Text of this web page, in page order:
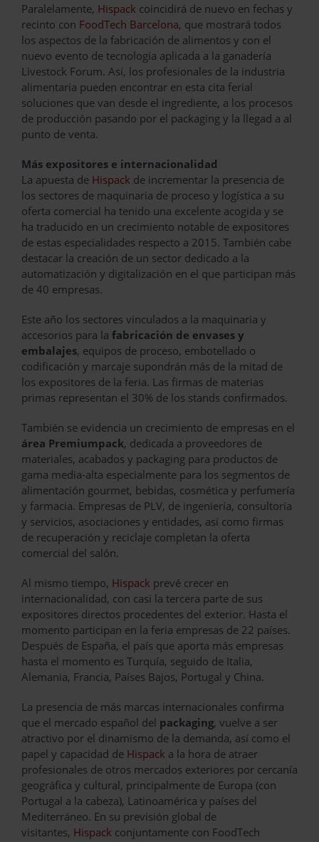
Paralelamente, Hispack coincidirá de nuevo en fechas y
recinto con FoodTech Barcelona, que mostrará todos
los aspectos de la fabricación de alimentos y con el
nuevo evento de tecnología aplicada a la ganadería
Livestock Forum. Así, los profesionales de la industria
alimentaria pueden encontrar en esta cita ferial
soluciones que van desde el ingrediente, a los procesos
de producción pasando por el packaging y la llegad a al
punto de venta.
Más expositores e internacionalidad
La apuesta de Hispack de incrementar la presencia de
los sectores de maquinaria de proceso y logística a su
oferta comercial ha tenido una excelente acogida y se
ha traducido en un crecimiento notable de expositores
de estas especialidades respecto a 2015. También cabe
destacar la creación de un sector dedicado a la
automatización y digitalización en el que participan más
de 40 empresas.
Este año los sectores vinculados a la maquinaria y
accesorios para la fabricación de envases y
embalajes, equipos de proceso, embotellado o
codificación y marcaje supondrán más de la mitad de
los expositores de la feria. Las firmas de materias
primas representan el 30% de los stands confirmados.
También se evidencia un crecimiento de empresas en el
área Premiumpack, dedicada a proveedores de
materiales, acabados y packaging para productos de
gama media-alta especialmente para los segmentos de
alimentación gourmet, bebidas, cosmética y perfumería
y farmacia. Empresas de PLV, de ingeniería, consultoría
y servicios, asociaciones y entidades, así como firmas
de recuperación y reciclaje completan la oferta
comercial del salón.
Al mismo tiempo, Hispack prevé crecer en
internacionalidad, con casi la tercera parte de sus
expositores directos procedentes del exterior. Hasta el
momento participan en la feria empresas de 22 países.
Después de España, el país que aporta más empresas
hasta el momento es Turquía, seguido de Italia,
Alemania, Francia, Países Bajos, Portugal y China.
La presencia de más marcas internacionales confirma
que el mercado español del packaging, vuelve a ser
atractivo por el dinamismo de la demanda, así como el
papel y capacidad de Hispack a la hora de atraer
profesionales de otros mercados exteriores por cercanía
geográfica y cultural, principalmente de Europa (con
Portugal a la cabeza), Latinoamérica y países del
Mediterráneo. En su previsión global de
visitantes, Hispack conjuntamente con FoodTech